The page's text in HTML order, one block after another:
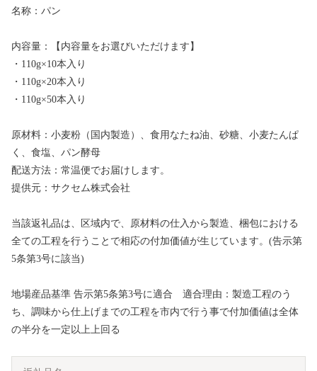
名称：パン
内容量：【内容量をお選びいただけます】
・110g×10本入り
・110g×20本入り
・110g×50本入り
原材料：小麦粉（国内製造）、食用なたね油、砂糖、小麦たんぱ
く、食塩、パン酵母
配送方法：常温便でお届けします。
提供元：サクセム株式会社
当該返礼品は、区域内で、原材料の仕入から製造、梱包における
全ての工程を行うことで相応の付加価値が生じています。(告示第
5条第3号に該当)
地場産品基準 告示第5条第3号に適合 適合理由：製造工程のう
ち、調味から仕上げまでの工程を市内で行う事で付加価値は全体
の半分を一定以上上回る